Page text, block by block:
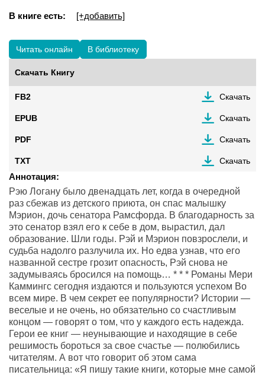
В книге есть: [+добавить]
Читать онлайн В библиотеку
Скачать Книгу
FB2 Скачать
EPUB Скачать
PDF Скачать
TXT Скачать
Аннотация:
Рэю Логану было двенадцать лет, когда в очередной
раз сбежав из детского приюта, он спас малышку
Мэрион, дочь сенатора Рамсфорда. В благодарность за
это сенатор взял его к себе в дом, вырастил, дал
образование. Шли годы. Рэй и Мэрион повзрослели, и
судьба надолго разлучила их. Но едва узнав, что его
названной сестре грозит опасность, Рэй снова не
задумываясь бросился на помощь… * * * Романы Мери
Каммингс сегодня издаются и пользуются успехом Во
всем мире. В чем секрет ее популярности? Истории —
веселые и не очень, но обязательно со счастливым
концом — говорят о том, что у каждого есть надежда.
Герои ее книг — неунывающие и находящие в себе
решимость бороться за свое счастье — полюбились
читателям. А вот что говорит об этом сама
писательница: «Я пишу такие книги, которые мне самой